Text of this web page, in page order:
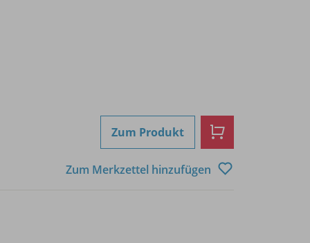
Zum Produkt
Zum Merkzettel hinzufügen